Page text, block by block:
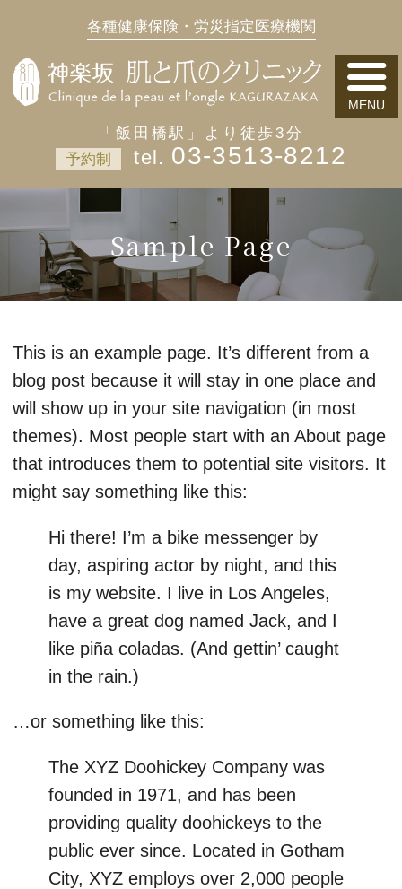
各種健康保険・労災指定医療機関
「飯田橋駅」より徒歩3分
予約制
03-3513-8212
Sample Page
This is an example page. It’s different from a
blog post because it will stay in one place and
will show up in your site navigation (in most
themes). Most people start with an About page
that introduces them to potential site visitors. It
might say something like this:
Hi there! I’m a bike messenger by
day, aspiring actor by night, and this
is my website. I live in Los Angeles,
have a great dog named Jack, and I
like piña coladas. (And gettin’ caught
in the rain.)
…or something like this:
The XYZ Doohickey Company was
founded in 1971, and has been
providing quality doohickeys to the
public ever since. Located in Gotham
City, XYZ employs over 2,000 people